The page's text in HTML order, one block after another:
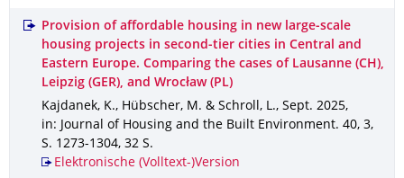
Provision of affordable housing in new large‑scale
housing projects in second‑tier cities in Central and
Eastern Europe. Comparing the cases of Lausanne (CH),
Leipzig (GER), and Wrocław (PL)
Kajdanek, K., Hübscher, M. & Schroll, L., Sept. 2025,
in: Journal of Housing and the Built Environment. 40, 3,
S. 1273-1304, 32 S.
Elektronische (Volltext-)Version